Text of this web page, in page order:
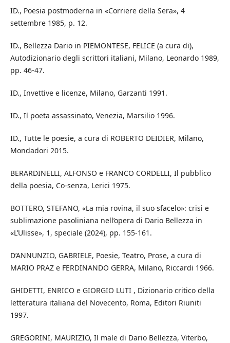
ID., Poesia postmoderna in «Corriere della Sera», 4
settembre 1985, p. 12.
ID., Bellezza Dario in PIEMONTESE, FELICE (a cura di),
Autodizionario degli scrittori italiani, Milano, Leonardo 1989,
pp. 46-47.
ID., Invettive e licenze, Milano, Garzanti 1991.
ID., Il poeta assassinato, Venezia, Marsilio 1996.
ID., Tutte le poesie, a cura di ROBERTO DEIDIER, Milano,
Mondadori 2015.
BERARDINELLI, ALFONSO e FRANCO CORDELLI, Il pubblico
della poesia, Co-senza, Lerici 1975.
BOTTERO, STEFANO, «La mia rovina, il suo sfacelo»: crisi e
sublimazione pasoliniana nell’opera di Dario Bellezza in
«L’Ulisse», 1, speciale (2024), pp. 155-161.
D’ANNUNZIO, GABRIELE, Poesie, Teatro, Prose, a cura di
MARIO PRAZ e FERDINANDO GERRA, Milano, Riccardi 1966.
GHIDETTI, ENRICO e GIORGIO LUTI , Dizionario critico della
letteratura italiana del Novecento, Roma, Editori Riuniti
1997.
GREGORINI, MAURIZIO, Il male di Dario Bellezza, Viterbo,